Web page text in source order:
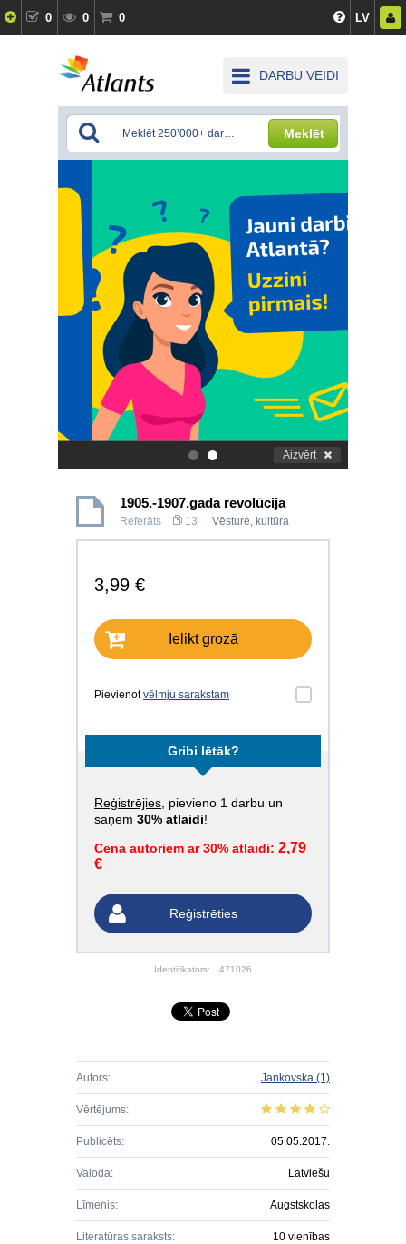
0 0 0 LV
DARBU VEIDI
Meklēt
. Aizvērt
1905.-1907.gada revolūcija
Referāts 13 Vēsture, kultūra
3,99 €
Ielikt grozā
Pievienotvēlmju sarakstam
Gribi lētāk?
Reģistrējies , pievieno 1 darbu un
saņem 30% atlaidi!
Cena autoriem ar 30% atlaidi: 2,79
€
Reģistrēties
Identifikators: 471026
Autors: Jankovska (1)
Vērtējums:
Publicēts: 05.05.2017.
Valoda: Latviešu
Līmenis: Augstskolas
Literatūras saraksts: 10 vienības